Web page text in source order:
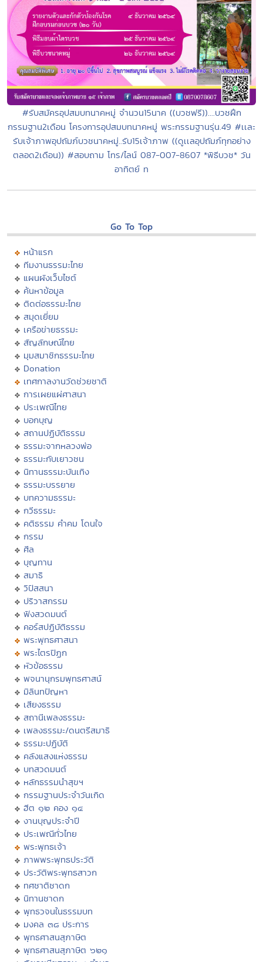
#รับสมัครอุปสมบทนาคหมู่ จำนวน15นาค ((บวชฟรี))....บวชฝึก
กรรมฐาน2เดือน โครงการอุปสมบทนาคหมู่ พระกรรมฐานรุ่น.49 #เเละ
รับเจ้าภาพอุปถัมภ์บวชนาคหมู่..รับ15เจ้าภาพ ((ดูเเลอุปถัมภ์ทุกอย่าง
ตลอด2เดือน)) #สอบถาม โทร/ไลน์ 087-007-8607 *พิธีบวช* วัน
อาทิตย์ ท
Go To Top
หน้าแรก
ทีมงานธรรมะไทย
แผนผังเว็บไซต์
ค้นหาข้อมูล
ติดต่อธรรมะไทย
สมุดเยี่ยม
เครือข่ายธรรมะ
สัญลักษณ์ไทย
มุมสมาชิกธรรมะไทย
Donation
เทศกาลงานวัดช่วยชาติ
การเผยแผ่ศาสนา
ประเพณีไทย
บอกบุญ
สถานปฏิบัติธรรม
ธรรมะจากหลวงพ่อ
ธรรมะกับเยาวชน
นิทานธรรมะบันเทิง
ธรรมะบรรยาย
บทความธรรมะ
กวีธรรมะ
คติธรรม คำคม โดนใจ
กรรม
ศีล
บุญทาน
สมาธิ
วิปัสสนา
ปริวาสกรรม
ฟังสวดมนต์
คอร์สปฏิบัติธรรม
พระพุทธศาสนา
พระไตรปิฏก
หัวข้อธรรม
พจนานุกรมพุทธศาสน์
มิลินทปัญหา
เสียงธรรม
สถานีเพลงธรรมะ
เพลงธรรมะ/ดนตรีสมาธิ
ธรรมะปฏิบัติ
คลังแสงแห่งธรรม
บทสวดมนต์
หลักธรรมนำสุขฯ
กรรมฐานประจำวันเกิด
ฮีต ๑๒ คอง ๑๔
งานบุญประจำปี
ประเพณีทั่วไทย
พระพุทธเจ้า
ภาพพระพุทธประวัติ
ประวัติพระพุทธสาวก
ทศชาติชาดก
นิทานชาดก
พุทธวจนในธรรมบท
มงคล ๓๘ ประการ
พุทธศาสนสุภาษิต
พุทธศาสนสุภาษิต ๖๒๑